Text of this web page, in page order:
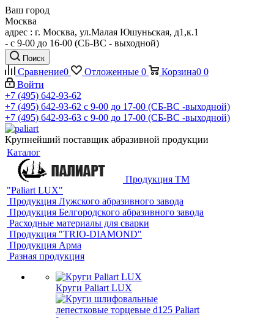
Ваш город
Москва
адрес : г. Москва, ул.Малая Юшуньская, д1,к.1
- c 9-00 до 16-00 (СБ-ВС - выходной)
Поиск
Сравнение0 Отложенные 0 Корзина0 0
Войти
+7 (495) 642-93-62
+7 (495) 642-93-62 c 9-00 до 17-00 (СБ-ВС -выходной)
+7 (495) 642-93-63 c 9-00 до 17-00 (СБ-ВС -выходной)
Крупнейший поставщик абразивной продукции
Каталог
Продукция ТМ
"Paliart LUX"
Продукция Лужского абразивного завода
Продукция Белгородского абразивного завода
Расходные материалы для сварки
Продукция "TRIO-DIAMOND"
Продукция Арма
Разная продукция
Круги Paliart LUX